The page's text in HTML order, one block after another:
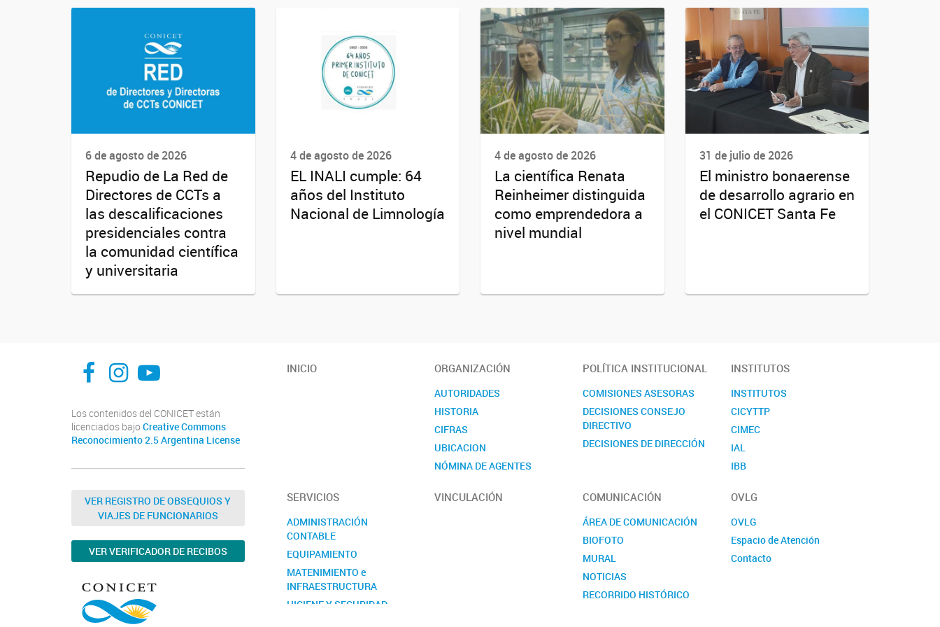
6 de agosto de 2026
Repudio de La Red de
Directores de CCTs a
las descalificaciones
presidenciales contra
la comunidad científica
y universitaria
4 de agosto de 2026
EL INALI cumple: 64
años del Instituto
Nacional de Limnología
4 de agosto de 2026
La científica Renata
Reinheimer distinguida
como emprendedora a
nivel mundial
31 de julio de 2026
El ministro bonaerense
de desarrollo agrario en
el CONICET Santa Fe
facebook
instagram
Youtube
Los contenidos del CONICET están
licenciados bajo Creative Commons
Reconocimiento 2.5 Argentina License
VER REGISTRO DE OBSEQUIOS Y
VIAJES DE FUNCIONARIOS
VER VERIFICADOR DE RECIBOS
INICIO ORGANIZACIÓN
AUTORIDADES
HISTORIA
CIFRAS
UBICACION
NÓMINA DE AGENTES
POLÍTICA INSTITUCIONAL
COMISIONES ASESORAS
DECISIONES CONSEJO
DIRECTIVO
DECISIONES DE DIRECCIÓN
INSTITUTOS
INSTITUTOS
CICYTTP
CIMEC
IAL
IBB
ICIVET
ICTAER
IDICAL
IFIS
SERVICIOS
ADMINISTRACIÓN
CONTABLE
EQUIPAMIENTO
MATENIMIENTO e
INFRAESTRUCTURA
HIGIENE Y SEGURIDAD
VINCULACIÓN COMUNICACIÓN
ÁREA DE COMUNICACIÓN
BIOFOTO
MURAL
NOTICIAS
RECORRIDO HISTÓRICO
OVLG
OVLG
Espacio de Atención
Contacto